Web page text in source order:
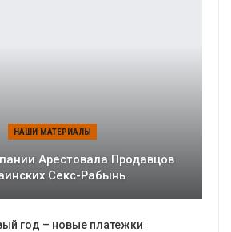
НАШИ МАТЕРИАЛЫ
Арестовала Продавцов
Секс-Рабынь
год – новые платежки